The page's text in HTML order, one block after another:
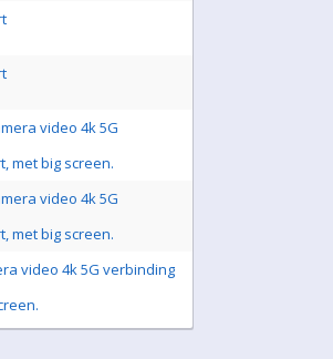
video 4k 5G
met big screen.
video 4k 5G
met big screen.
video 4k 5G verbinding